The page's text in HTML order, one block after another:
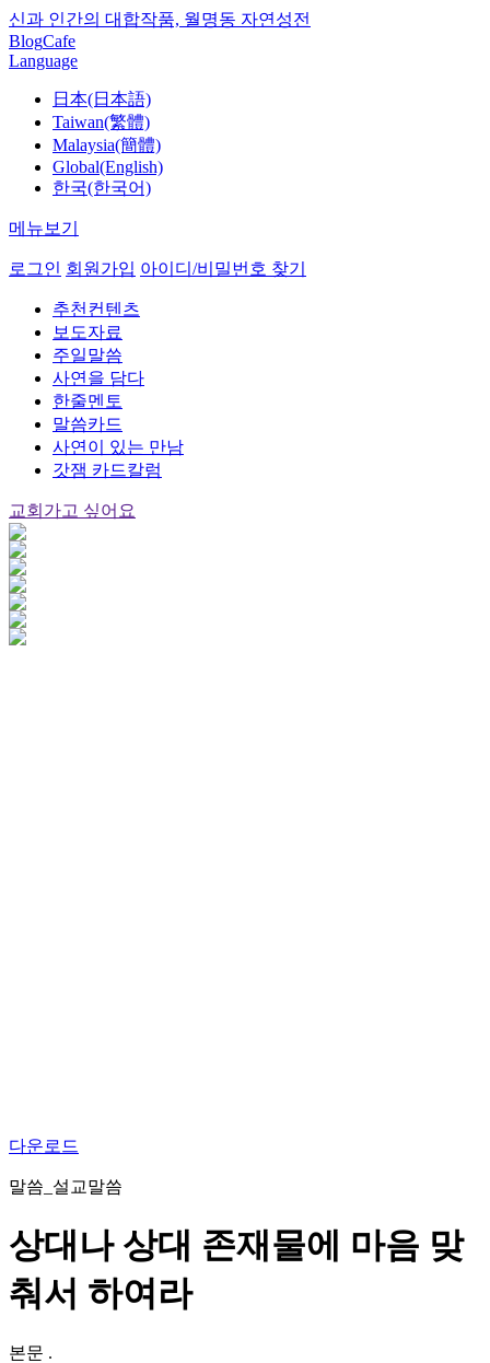
신과 인간의 대합작품, 월명동 자연성전
BlogCafe
Language
日本(日本語)
Taiwan(繁體)
Malaysia(簡體)
Global(English)
한국(한국어)
메뉴보기
로그인 회원가입 아이디/비밀번호 찾기
추천컨텐츠
보도자료
주일말씀
사연을 담다
한줄멘토
말씀카드
사연이 있는 만남
갓잼 카드칼럼
교회가고 싶어요
다운로드
말씀_설교말씀
상대나 상대 존재물에 마음 맞
춰서 하여라
본문 .